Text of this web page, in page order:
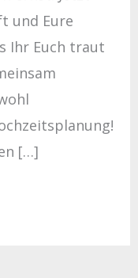
und Eure
Ihr Euch traut
[…]